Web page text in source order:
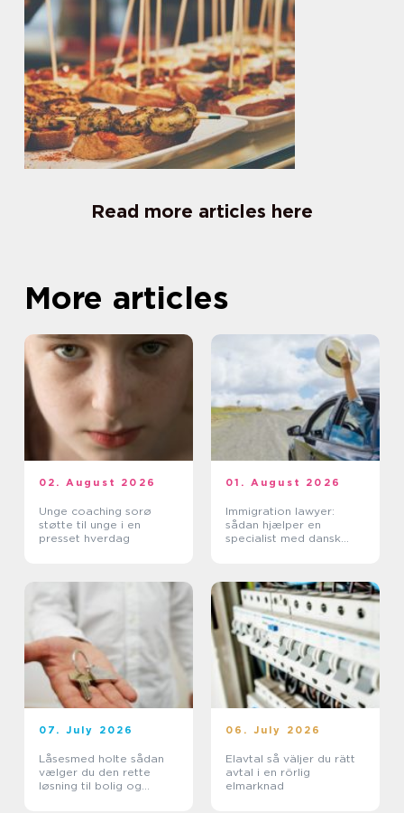
Read more articles here
More articles
02. August 2026
Unge coaching sorø
støtte til unge i en
presset hverdag
01. August 2026
Immigration lawyer:
sådan hjælper en
specialist med dansk
07. July 2026
Låsesmed holte sådan
vælger du den rette
løsning til bolig og
06. July 2026
Elavtal så väljer du rätt
avtal i en rörlig
elmarknad